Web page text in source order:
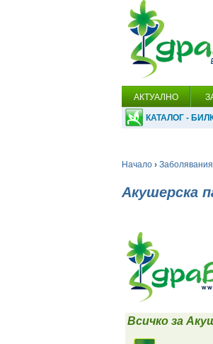
АКТУАЛНО
КАТАЛОГ -
Начало › Заболявания
Акушерска
Всичко за